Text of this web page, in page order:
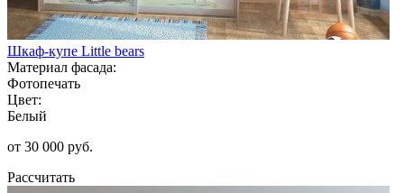
Шкаф-купе Little bears
Материал фасада:
Фотопечать
Цвет:
Белый
от 30 000 руб.
Рассчитать